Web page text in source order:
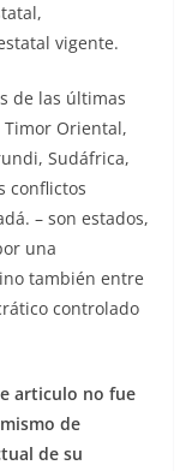
vigente.
de las últimas
Timor Oriental,
Sudáfrica,
conflictos
– son estados,
una
también entre
controlado
articulo no fue
de
de su